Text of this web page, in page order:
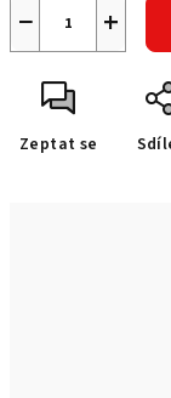
+
−
Zeptat se